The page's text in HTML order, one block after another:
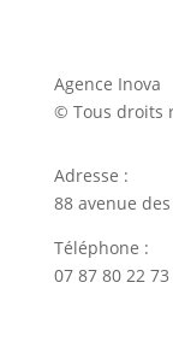
Agence Inova
© Tous droits
Adresse :
88 avenue des
Téléphone :
07 87 80 22 73